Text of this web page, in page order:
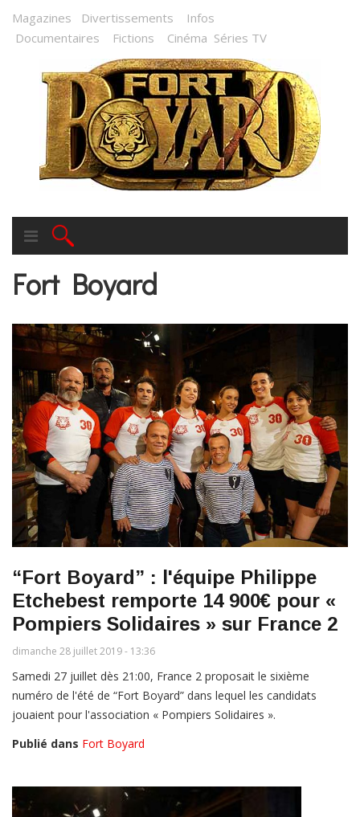
Magazines Divertissements
Infos
Documentaires
Fictions Cinéma Séries TV
Fort Boyard
“Fort Boyard” : l'équipe Philippe
Etchebest remporte 14 900€ pour «
Pompiers Solidaires » sur France 2
dimanche 28 juillet 2019 - 13:36
Samedi 27 juillet dès 21:00, France 2 proposait le sixième
numéro de l'été de “Fort Boyard” dans lequel les candidats
jouaient pour l'association « Pompiers Solidaires ».
Publié dans Fort Boyard